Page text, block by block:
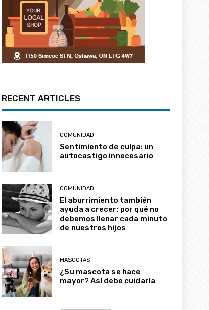
autocastigo innecesario
El aburrimiento también
ayuda a crecer: por qué no
debemos llenar cada minuto
de nuestros hijos
mayor? Así debe cuidarla